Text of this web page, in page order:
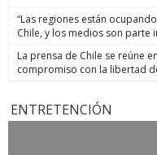
“Las regiones están
Chile, y los medios son parte
La prensa de Chile se reúne
compromiso con la libertad
ENTRETENCIÓN